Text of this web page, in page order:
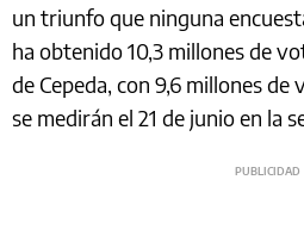
un triunfo que ninguna
ha obtenido 10,3 millones de
de Cepeda, con 9,6 millones
se medirán el 21 de junio en la